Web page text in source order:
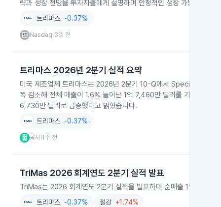
략과 성장 전망을 투자자들에게 설명하며 안정적인 성장 가능성을 강
트리마스 -0.37%
Nasdaq 3일 전
트리마스 2026년 2분기 실적 요약
미국 제조업체 트리마스는 2026년 2분기 10-Q에서 Specialty
폭 감소해 전체 매출이 1.6% 늘어난 1억 7,460만 달러를 기록했다
6,730만 달러로 급증했다고 밝혔습니다.
트리마스 -0.37%
공시 |1주 전
TriMas 2026 회계연도 2분기 실적 발표
TriMas는 2026 회계연도 2분기 실적을 발표하며 순매출 1억7,460
트리마스 -0.37% 철강 +1.74%